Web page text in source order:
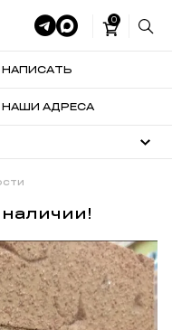
0
НАПИСАТЬ
НАШИ АДРЕСА